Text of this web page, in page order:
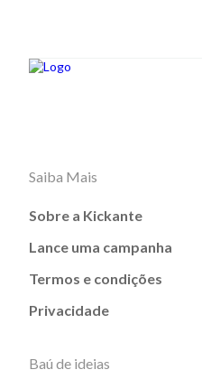
Saiba Mais
Sobre a Kickante
Lance uma campanha
Termos e condições
Privacidade
Baú de ideias